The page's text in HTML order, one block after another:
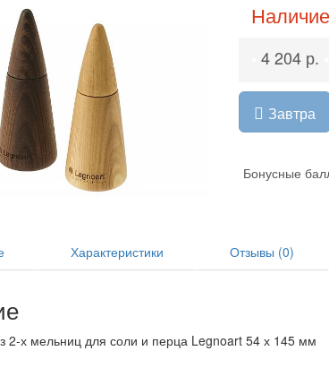
4 204 р.
Завтра
Бонусные
Характеристики Отзывы (0)
2-х мельниц для соли и перца Legnoart 54 х 145 мм